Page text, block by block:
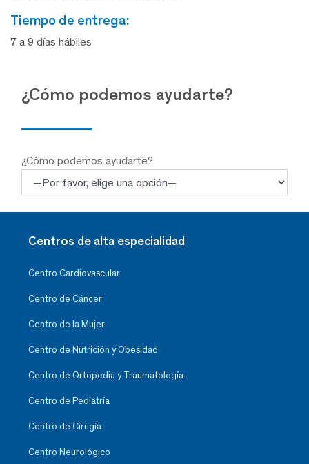
tiempo de entrega:
7 a 9 días hábiles
¿Cómo podemos ayudarte?
¿Cómo podemos ayudarte?
Centros de alta especialidad
Centro Cardiovascular
Centro de Cáncer
Centro de la Mujer
Centro de Nutrición y Obesidad
Centro de Ortopedia y Traumatología
Centro de Pediatría
Centro de Cirugía
Centro Neurológico